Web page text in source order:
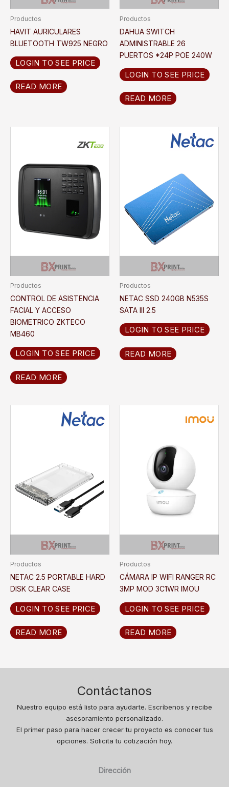
Productos
HAVIT AURICULARES
BLUETOOTH TW925 NEGRO
LOGIN TO SEE PRICE
READ MORE
Productos
DAHUA SWITCH
ADMINISTRABLE 26
PUERTOS *24P POE 240W
LOGIN TO SEE PRICE
READ MORE
Productos
CONTROL DE ASISTENCIA
FACIAL Y ACCESO
BIOMETRICO ZKTECO
MB460
LOGIN TO SEE PRICE
READ MORE
Productos
NETAC SSD 240GB N535S
SATA III 2.5
LOGIN TO SEE PRICE
READ MORE
Productos
NETAC 2.5 PORTABLE HARD
DISK CLEAR CASE
LOGIN TO SEE PRICE
READ MORE
Productos
CÁMARA IP WIFI RANGER RC
3MP MOD 3C1WR IMOU
LOGIN TO SEE PRICE
READ MORE
Contáctanos
Nuestro equipo está listo para ayudarte. Escríbenos y recibe
asesoramiento personalizado.
El primer paso para hacer crecer tu proyecto es conocer tus
opciones. Solicita tu cotización hoy.
Dirección